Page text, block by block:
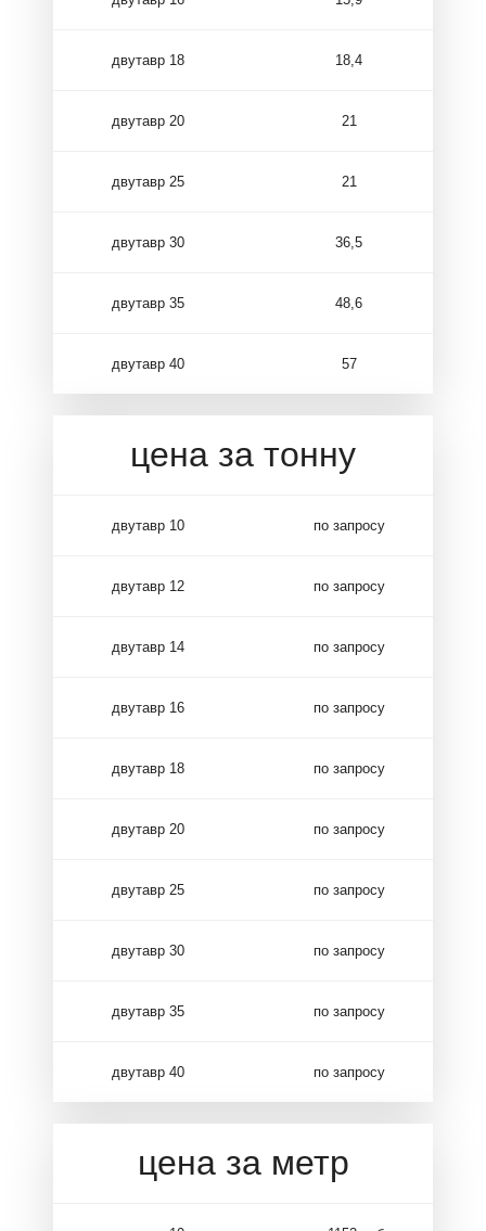
двутавр 18 18,4
двутавр 20 21
двутавр 25 21
двутавр 30 36,5
двутавр 35 48,6
двутавр 40 57
цена за тонну
двутавр 10 по запросу
двутавр 12 по запросу
двутавр 14 по запросу
двутавр 16 по запросу
двутавр 18 по запросу
двутавр 20 по запросу
двутавр 25 по запросу
двутавр 30 по запросу
двутавр 35 по запросу
двутавр 40 по запросу
цена за метр